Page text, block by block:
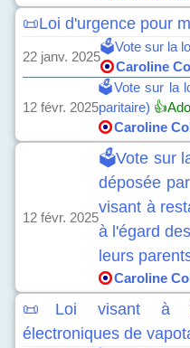
📜Loi d'urgence pour
22 janv. 2025
🗳️Vote sur la
Caroline
12 févr. 2025
🗳️Vote sur la
paritaire)
Caroline
12 févr. 2025
🗳️Vote sur
déposée
visant à
à l'égard
leurs
Caroline
📜Loi visant à
électroniques de